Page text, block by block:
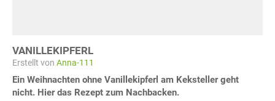
VANILLEKIPFERL
Erstellt von Anna-111
Ein Weihnachten ohne Vanillekipferl am Keksteller geht
nicht. Hier das Rezept zum Nachbacken.